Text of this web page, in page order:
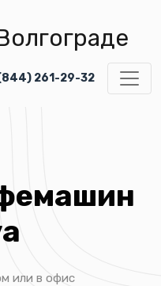
261-29-32
или в офис